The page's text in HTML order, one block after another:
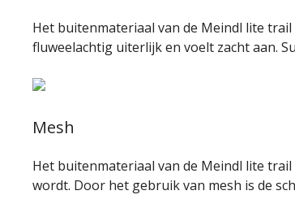
Het buitenmateriaal van de Meindl lite trail
fluweelachtig uiterlijk en voelt zacht aan.
Mesh
Het buitenmateriaal van de Meindl lite
wordt. Door het gebruik van mesh is de